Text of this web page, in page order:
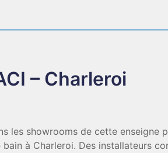
– Charleroi
les showrooms de cette enseigne
bain à Charleroi. Des installateurs